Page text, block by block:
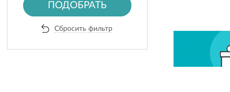
ПОДОБРАТЬ
Сбросить фильтр